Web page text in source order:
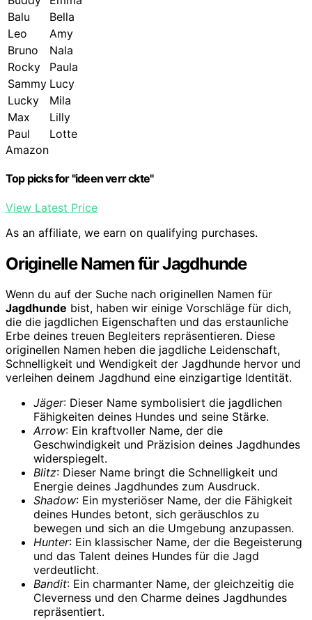
Balu
Bella
Leo
Amy
Bruno
Nala
Rocky
Paula
Sammy Lucy
Lucky
Mila
Max
Lilly
Paul
Lotte
Amazon
Top picks for "ideen verr ckte"
View Latest Price
As an affiliate, we earn on qualifying purchases.
Originelle Namen für Jagdhunde
Wenn du auf der Suche nach originellen Namen für
Jagdhunde bist, haben wir einige Vorschläge für dich,
die die jagdlichen Eigenschaften und das erstaunliche
Erbe deines treuen Begleiters repräsentieren. Diese
originellen Namen heben die jagdliche Leidenschaft,
Schnelligkeit und Wendigkeit der Jagdhunde hervor und
verleihen deinem Jagdhund eine einzigartige Identität.
Jäger: Dieser Name symbolisiert die jagdlichen
Fähigkeiten deines Hundes und seine Stärke.
Arrow: Ein kraftvoller Name, der die
Geschwindigkeit und Präzision deines Jagdhundes
widerspiegelt.
Blitz: Dieser Name bringt die Schnelligkeit und
Energie deines Jagdhundes zum Ausdruck.
Shadow: Ein mysteriöser Name, der die Fähigkeit
deines Hundes betont, sich geräuschlos zu
bewegen und sich an die Umgebung anzupassen.
Hunter: Ein klassischer Name, der die Begeisterung
und das Talent deines Hundes für die Jagd
verdeutlicht.
Bandit: Ein charmanter Name, der gleichzeitig die
Cleverness und den Charme deines Jagdhundes
repräsentiert.